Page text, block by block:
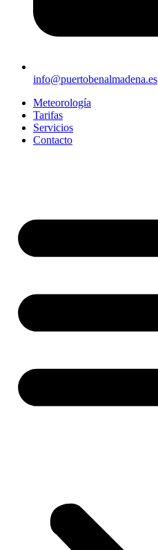
info@puertobenalmadena.es
Meteorología
Tarifas
Servicios
Contacto